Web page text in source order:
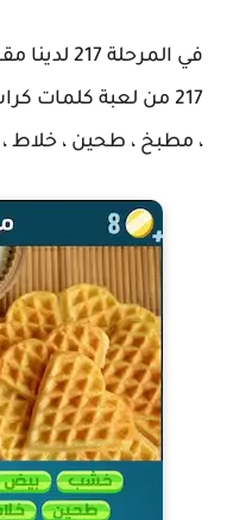
في
217 من لعبة
، مطبخ ، طحين ، خلاط